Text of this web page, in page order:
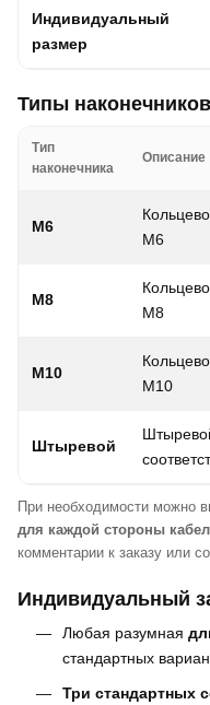
Индивидуальный
размер
Типы наконечников
Тип
наконечника
Описание
M6
M6
M8
M8
M10
M10
Штыревой
При необходимости можно
для каждой стороны
комментарии к заказу или
Индивидуальный
Любая разумная
стандартных
Три стандартных